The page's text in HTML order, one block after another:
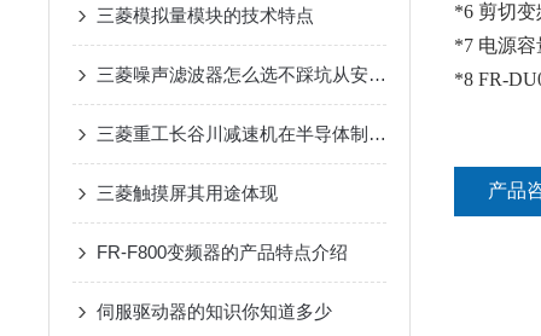
三菱模拟量模块的技术特点
三菱噪声滤波器怎么选不踩坑从安装环境到兼容性这些关键参数要关注
三菱重工长谷川减速机在半导体制造设备传动系统中的适配应用
三菱触摸屏其用途体现
FR-F800变频器的产品特点介绍
伺服驱动器的知识你知道多少
*6 剪切变
*7 电源
*8 FR-
产品